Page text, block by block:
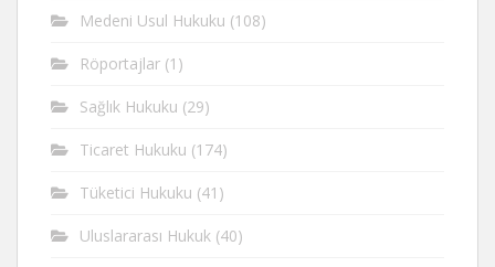
Medeni Usul Hukuku (108)
Röportajlar (1)
Sağlık Hukuku (29)
Ticaret Hukuku (174)
Tüketici Hukuku (41)
Uluslararası Hukuk (40)